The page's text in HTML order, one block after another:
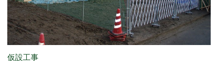
仮設工事